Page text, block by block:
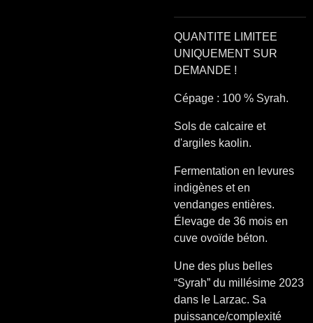
QUANTITE LIMITEE
UNIQUEMENT SUR
DEMANDE !
Cépage : 100 % Syrah.
Sols de calcaire et
d'argiles kaolin.
Fermentation en levures
indigènes et en
vendanges entières.
Élevage de 36 mois en
cuve ovoïde béton.
Une des plus belles
“Syrah” du millésime 2023
dans le Larzac. Sa
puissance/complexité